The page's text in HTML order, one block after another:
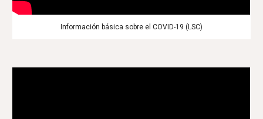
Información básica sobre el COVID-19 (LSC)